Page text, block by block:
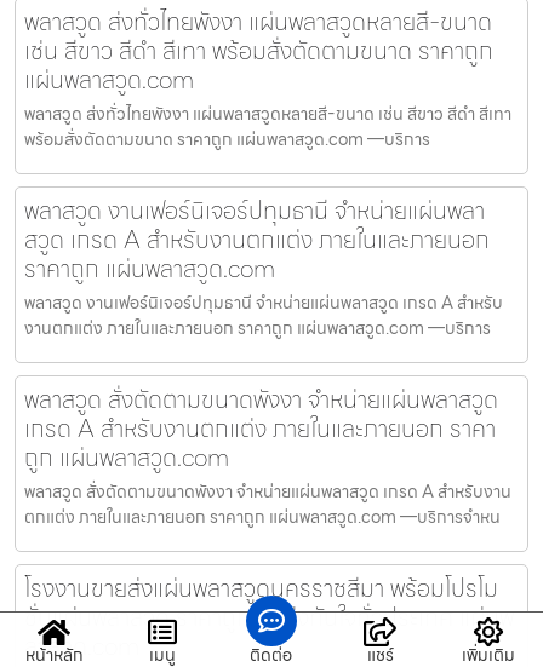
พลาสวูด ส่งทั่วไทยพังงา แผ่นพลาสวูดหลายสี-ขนาด
เช่น สีขาว สีดำ สีเทา พร้อมสั่งตัดตามขนาด ราคาถูก
แผ่นพลาสวูด.com
พลาสวูด ส่งทั่วไทยพังงา แผ่นพลาสวูดหลายสี-ขนาด เช่น สีขาว สีดำ สีเทา
พร้อมสั่งตัดตามขนาด ราคาถูก แผ่นพลาสวูด.com —บริการ
พลาสวูด งานเฟอร์นิเจอร์ปทุมธานี จำหน่ายแผ่นพลา
สวูด เกรด A สำหรับงานตกแต่ง ภายในและภายนอก
ราคาถูก แผ่นพลาสวูด.com
พลาสวูด งานเฟอร์นิเจอร์ปทุมธานี จำหน่ายแผ่นพลาสวูด เกรด A สำหรับ
งานตกแต่ง ภายในและภายนอก ราคาถูก แผ่นพลาสวูด.com —บริการ
พลาสวูด สั่งตัดตามขนาดพังงา จำหน่ายแผ่นพลาสวูด
เกรด A สำหรับงานตกแต่ง ภายในและภายนอก ราคา
ถูก แผ่นพลาสวูด.com
พลาสวูด สั่งตัดตามขนาดพังงา จำหน่ายแผ่นพลาสวูด เกรด A สำหรับงาน
ตกแต่ง ภายในและภายนอก ราคาถูก แผ่นพลาสวูด.com —บริการจำหน
โรงงานขายส่งแผ่นพลาสวูดนครราชสีมา พร้อมโปรโม
ชั่นแผ่นพลาสวูด ราคาถูก จัดส่งทันใจทั่วประเทศ แผ่นพ
ลาสวูด.com
หน้าหลัก เมนู ติดต่อ แชร์ เพิ่มเติม